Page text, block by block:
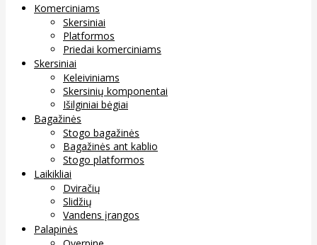
Komerciniams
Skersiniai
Platformos
Priedai komerciniams
Skersiniai
Keleiviniams
Skersinių komponentai
Išilginiai bėgiai
Bagažinės
Stogo bagažinės
Bagažinės ant kablio
Stogo platformos
Laikikliai
Dviračių
Slidžių
Vandens įrangos
Palapinės